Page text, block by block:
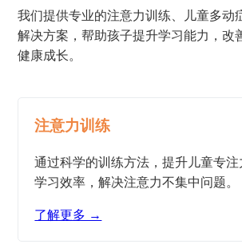
我们提供专业的注意力训练、儿童多动
解决方案，帮助孩子提升学习能力，改
健康成长。
注意力训练
通过科学的训练方法，提升儿童专
学习效率，解决注意力不集中问题。
了解更多 →